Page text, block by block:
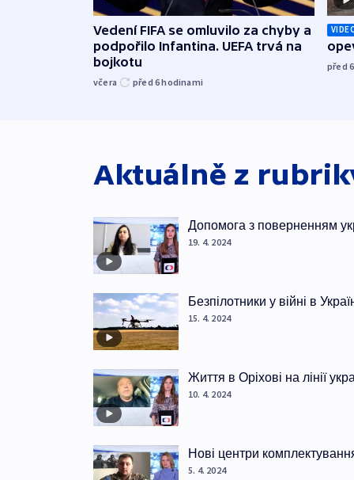
Vedení FIFA se omluvilo za chyby a
podpořilo Infantina. UEFA trvá na
bojkotu
včera před 6hodinami
před
Aktuálně z
Допомога з поверненням
19. 4. 2024
Безпілотники у війні в
15. 4. 2024
Життя в Оріхові на лінії
10. 4. 2024
Нові центри
5. 4. 2024